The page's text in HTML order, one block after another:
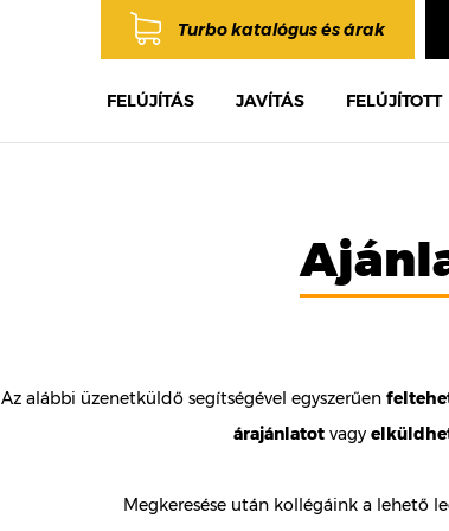
Turbo katalógus és árak
FELÚJÍTÁS JAVÍTÁS FELÚJÍTOTT
Az alábbi üzenetküldő segítségével egyszerűen
árajánlatotvagy
Megkeresése után kollégáink a lehető